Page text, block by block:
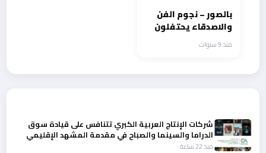
بالصور – نجوم الفن
والاصدقاء يحتفلون
بعيد ميلاد الفنان جو
أشقر
منذ 9 سنوات
شركات الإنتاج العربية الكبري تتنافس على قيادة سوق
الدراما والسينما والصباح في مقدمة المشهد الإقليمي
منذ 22 ساعة